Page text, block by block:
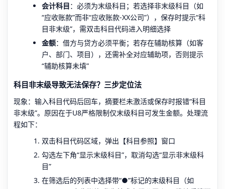
会计科目：必须为末级科目；若选择非末级科目（如
“应收账款”而非“应收账款-XX公司”），保存时提示“科
目非末级”，需双击科目代码进入明细选择
金额：借方与贷方必须平衡；若存在辅助核算（如客
户、部门、项目），还需补全对应辅助项，否则提示
“辅助核算未填”
科目非末级导致无法保存？三步定位法
现象：输入科目代码后回车，摘要栏未激活或保存时报错“科目
非末级”。原因在于U8严格限制仅末级科目可发生金额。处理流
程如下：
双击科目代码区域，弹出【科目参照】窗口
勾选左下角“显示末级科目”，取消勾选“显示非末级科
目”
在筛选后的列表中选择带“●”标记的末级科目（如